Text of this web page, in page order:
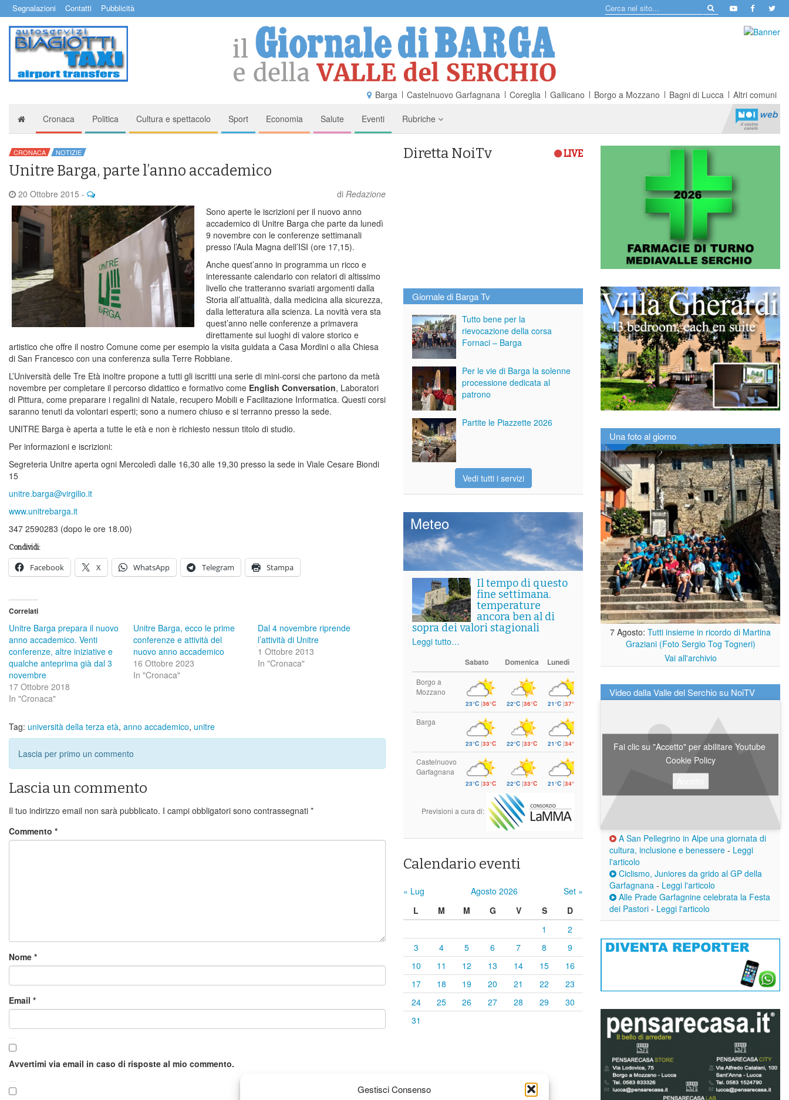
Gestisci Consenso
Segnalazioni Contatti Pubblicità
Barga Castelnuovo Garfagnana Coreglia Gallicano Borgo a Mozzano Bagni di Lucca Altri comuni
Cronaca Politica Cultura e spettacolo Sport Economia Salute Eventi Rubriche
CRONACA NOTIZIE
Unitre Barga, parte l’anno accademico
20 Ottobre 2015 - di Redazione
Sono aperte le iscrizioni per il nuovo anno
accademico di Unitre Barga che parte da lunedì
9 novembre con le conferenze settimanali
presso l’Aula Magna dell’ISI (ore 17,15).
Anche quest’anno in programma un ricco e
interessante calendario con relatori di altissimo
livello che tratteranno svariati argomenti dalla
Storia all’attualità, dalla medicina alla sicurezza,
dalla letteratura alla scienza. La novità vera sta
quest’anno nelle conferenze a primavera
direttamente sui luoghi di valore storico e
artistico che offre il nostro Comune come per esempio la visita guidata a Casa Mordini o alla Chiesa
di San Francesco con una conferenza sulla Terre Robbiane.
L’Università delle Tre Età inoltre propone a tutti gli iscritti una serie di mini-corsi che partono da metà
novembre per completare il percorso didattico e formativo come English Conversation, Laboratori
di Pittura, come preparare i regalini di Natale, recupero Mobili e Facilitazione Informatica. Questi corsi
saranno tenuti da volontari esperti; sono a numero chiuso e si terranno presso la sede.
UNITRE Barga è aperta a tutte le età e non è richiesto nessun titolo di studio.
Per informazioni e iscrizioni:
Segreteria Unitre aperta ogni Mercoledì dalle 16,30 alle 19,30 presso la sede in Viale Cesare Biondi
15
unitre.barga@virgilio.it
www.unitrebarga.it
347 2590283 (dopo le ore 18.00)
Condividi:
Facebook X WhatsApp Telegram Stampa
Correlati
Unitre Barga prepara il nuovo
anno accademico. Venti
conferenze, altre iniziative e
qualche anteprima già dal 3
novembre
17 Ottobre 2018
In "Cronaca"
Unitre Barga, ecco le prime
conferenze e attività del
nuovo anno accademico
16 Ottobre 2023
In "Cronaca"
Dal 4 novembre riprende
l’attività di Unitre
1 Ottobre 2013
In "Cronaca"
Tag: università della terza età, anno accademico, unitre
Lascia per primo un commento
Lascia un commento
Il tuo indirizzo email non sarà pubblicato. I campi obbligatori sono contrassegnati *
Commento *
Nome *
Email *
Avvertimi via email in caso di risposte al mio commento.
Diretta NoiTv LIVE
Giornale di Barga Tv
Tutto bene per la
rievocazione della corsa
Fornaci – Barga
Per le vie di Barga la solenne
processione dedicata al
patrono
Partite le Piazzette 2026
Vedi tutti i servizi
Meteo
Il tempo di questo
fine settimana.
temperature
ancora ben al di
sopra dei valori stagionali
Leggi tutto…
Sabato Domenica Lunedì
Borgo a
Mozzano
23°C |36°C 22°C |36°C 21°C |37°C
Barga
23°C |33°C 22°C |33°C 21°C |34°C
Castelnuovo
Garfagnana
23°C |33°C 22°C |33°C 21°C |34°C
Previsioni a cura di:
Calendario eventi
« Lug Agosto 2026
Set »
L
M M G V S
D
1
2
3
4 5 6 7 8
9
10
11 12 13 14 15
16
17
18 19 20 21 22
23
24
25 26 27 28 29
30
31
Una foto al giorno
7 Agosto: Tutti insieme in ricordo di Martina
Graziani (Foto Sergio Tog Togneri)
Vai all'archivio
Video dalla Valle del Serchio su NoiTV
Fai clic su "Accetto" per abilitare Youtube
Cookie Policy
A San Pellegrino in Alpe una giornata di
cultura, inclusione e benessere - Leggi
l'articolo
Ciclismo, Juniores da grido al GP della
Garfagnana - Leggi l'articolo
Alle Prade Garfagnine celebrata la Festa
dei Pastori - Leggi l'articolo